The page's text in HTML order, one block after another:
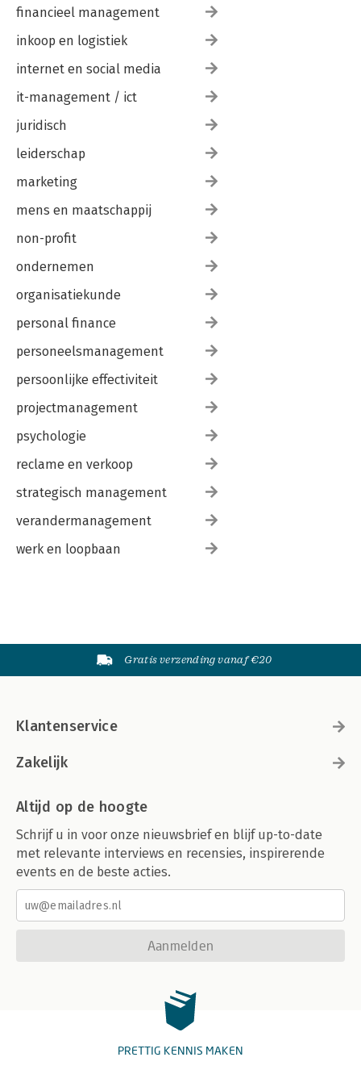
financieel management
inkoop en logistiek
internet en social media
it-management / ict
juridisch
leiderschap
marketing
mens en maatschappij
non-profit
ondernemen
organisatiekunde
personal finance
personeelsmanagement
persoonlijke effectiviteit
projectmanagement
psychologie
reclame en verkoop
strategisch management
verandermanagement
werk en loopbaan
Gratis verzending vanaf €20
Klantenservice
Zakelijk
Altijd op de hoogte
Schrijf u in voor onze nieuwsbrief en blijf up-to-date
met relevante interviews en recensies, inspirerende
events en de beste acties.
Aanmelden
PRETTIG KENNIS MAKEN